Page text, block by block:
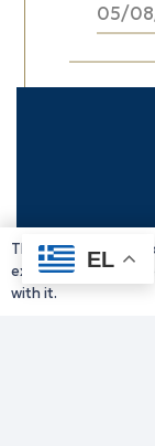
05/
EL
This website uses
experience. If you
with it.